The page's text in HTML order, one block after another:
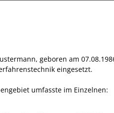
, geboren am
eingesetzt.
umfasste im Einzelnen: